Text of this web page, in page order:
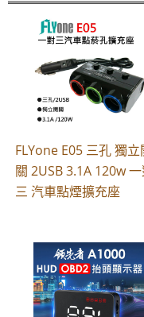
FLYone E05 三孔 獨立
關 2USB 3.1A 120w
三 汽車點煙擴充座